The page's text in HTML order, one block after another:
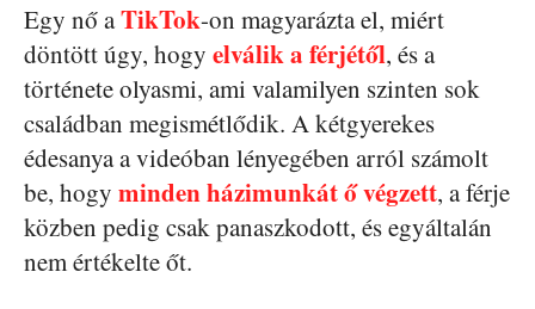
Egy nő aTikTok-on magyarázta el, miért
döntött úgy, hogy elválik a férjétől, és a
története olyasmi, ami valamilyen szinten sok
családban megismétlődik. A kétgyerekes
édesanya a videóban lényegében arról számolt
be, hogy minden házimunkát ő végzett, a férje
közben pedig csak panaszkodott, és egyáltalán
nem értékelte őt.